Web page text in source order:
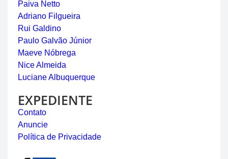
Paiva Netto
Adriano Filgueira
Rui Galdino
Paulo Galvão Júnior
Maeve Nóbrega
Nice Almeida
Luciane Albuquerque
EXPEDIENTE
Contato
Anuncie
Política de Privacidade